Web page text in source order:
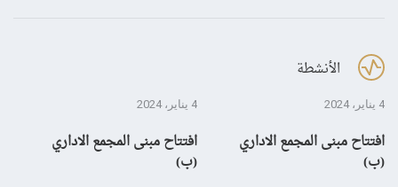
الأنشطة
4 يناير، 2024
افتتاح مبنى المجمع الاداري
(ب)
4 يناير، 2024
افتتاح مبنى المجمع الاداري
(ب)